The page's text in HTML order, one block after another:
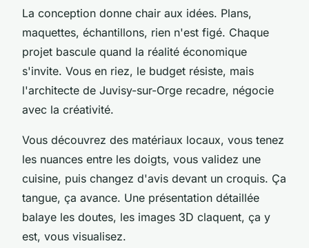
La conception donne chair aux idées. Plans,
maquettes, échantillons, rien n'est figé. Chaque
projet bascule quand la réalité économique
s'invite. Vous en riez, le budget résiste, mais
l'architecte de Juvisy-sur-Orge recadre, négocie
avec la créativité.
Vous découvrez des matériaux locaux, vous tenez
les nuances entre les doigts, vous validez une
cuisine, puis changez d'avis devant un croquis. Ça
tangue, ça avance. Une présentation détaillée
balaye les doutes, les images 3D claquent, ça y
est, vous visualisez.